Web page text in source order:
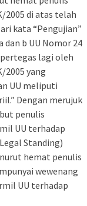
2005 di atas telah
kata “Pengujian”
dan b UU Nomor 24
lagi oleh
2005 yang
UU meliputi
Dengan merujuk
penulis
UU terhadap
Standing)
hemat penulis
wewenang
UU terhadap